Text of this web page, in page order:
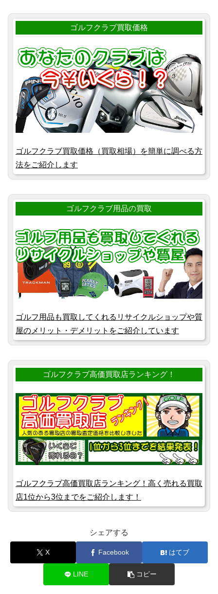
ゴルフクラブ買取価格
ゴルフクラブ買取価格（買取相場）を簡単に調べる方
法をご紹介します
ゴルフクラブ用品の買取
ゴルフ用品も買取してくれるリサイクルショップや質
屋のメリット・デメリットをご紹介しています
ゴルフクラブ高価買取店ランキング！
ゴルフクラブ高価買取店ランキング！高く売れる買取
店1位から3位までをご紹介します！
シェアする
X Facebook はてブ
LINE コピー